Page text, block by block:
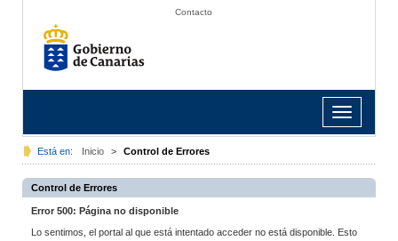
Contacto
Toggle
navigation
Está en: Inicio > Control de Errores
Control de Errores
Error 500: Página no disponible
Lo sentimos, el portal al que está intentado acceder no está disponible. Esto